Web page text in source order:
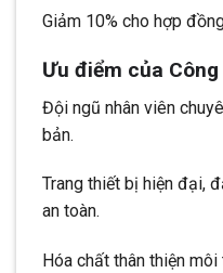
Giảm 10% cho hợp
Ưu điểm của
Đội ngũ nhân viên
bản.
Trang thiết bị hiện đại,
an toàn.
Hóa chất thân thiện